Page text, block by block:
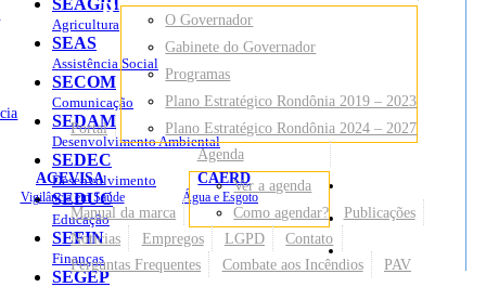
Rondônia
AGEVISA
Vigilância em Saúde
CAERD
Água e Esgoto
Sites
Portal
O Governador
Gabinete do Governador
Programas
Plano Estratégico Rondônia 2019 – 2023
Plano Estratégico Rondônia 2024 – 2027
Manual da marca
Agenda
Ver a agenda
Como agendar?
Publicações
Notícias
Empregos LGPD
Contato
Perguntas Frequentes
Combate aos Incêndios PAV
Agricultura
SEAS
Assistência Social
SECOM
Comunicação
SEDAM
Desenvolvimento Ambiental
SEDEC
Desenvolvimento
SEDUC
Educação
SEFIN
Finanças
SEGEP